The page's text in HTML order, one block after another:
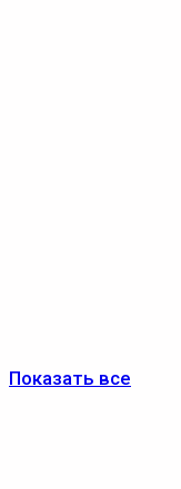
Показать все